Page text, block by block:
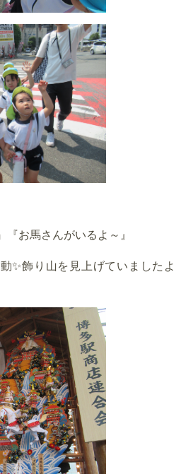
『お馬さんがいるよ～』
✨飾り山を見上げていましたよ